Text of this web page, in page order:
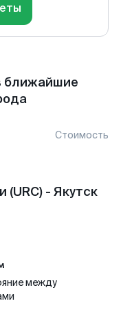
ближайшие
Стоимость
(URC) - Якутск
между